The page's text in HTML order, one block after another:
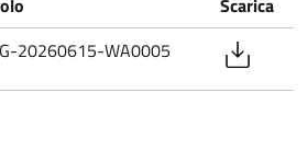
20260615-WA0005